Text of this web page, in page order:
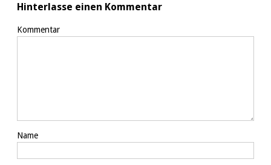
Hinterlasse einen Kommentar
Kommentar
Name